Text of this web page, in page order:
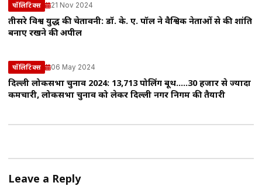
पॉलिटिक्स 21 Nov 2024
तीसरे विश्व युद्ध की चेतावनी: डॉ. के. ए. पॉल ने वैश्विक नेताओं से की शांति
बनाए रखने की अपील
पॉलिटिक्स 06 May 2024
दिल्ली लोकसभा चुनाव 2024: 13,713 पोलिंग बूथ…..30 हजार से ज्यादा
कर्मचारी, लोकसभा चुनाव को लेकर दिल्ली नगर निगम की तैयारी
Leave a Reply